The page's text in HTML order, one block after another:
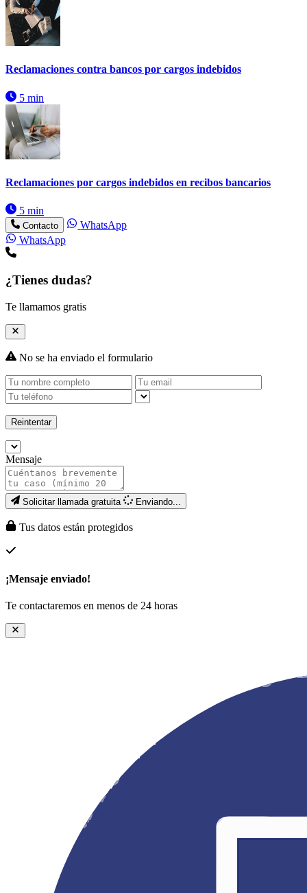
Reclamaciones contra bancos por cargos indebidos
5 min
Reclamaciones por cargos indebidos en recibos bancarios
5 min
Contacto
WhatsApp
WhatsApp
¿Tienes dudas?
Te llamamos gratis
No se ha enviado el formulario
Reintentar
Mensaje
Solicitar llamada gratuita Enviando...
Tus datos están protegidos
¡Mensaje enviado!
Te contactaremos en menos de 24 horas